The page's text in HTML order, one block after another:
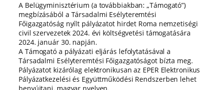
A Belügyminisztérium (a továbbiakban: „Támogató”)
megbízásából a Társadalmi Esélyteremtési
Főigazgatóság nyílt pályázatot hirdet Roma nemzetiségi
civil szervezetek 2024. évi költségvetési támogatására
2024. január 30. napján.
A Támogató a pályázati eljárás lefolytatásával a
Társadalmi Esélyteremtési Főigazgatóságot bízta meg.
Pályázatot kizárólag elektronikusan az EPER Elektronikus
Pályázatkezelési és Együttműködési Rendszerben lehet